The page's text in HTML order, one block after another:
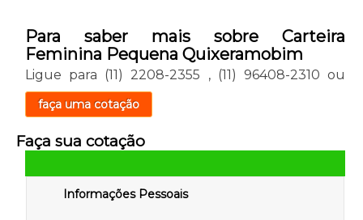
Para saber mais sobre Carteira
Feminina Pequena Quixeramobim
Ligue para (11) 2208-2355 , (11) 96408-2310 ou
faça uma cotação
Faça sua cotação
Informações Pessoais